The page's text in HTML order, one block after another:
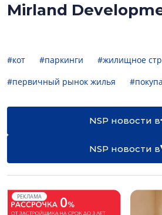
Mirland
#кот #паркинги
#жилищное
#первичный рынок жилья
NSP новости в
NSP новости в
РЕКЛАМА